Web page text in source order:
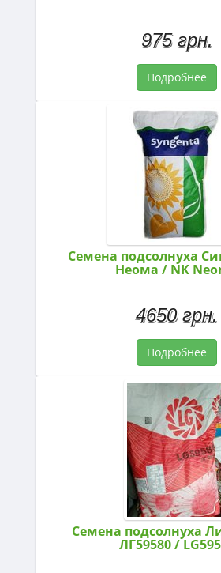
975 грн.
Подробнее
Семена подсолнуха
Неома / NK
4650 грн.
Подробнее
Семена подсолнуха
ЛГ59580 /